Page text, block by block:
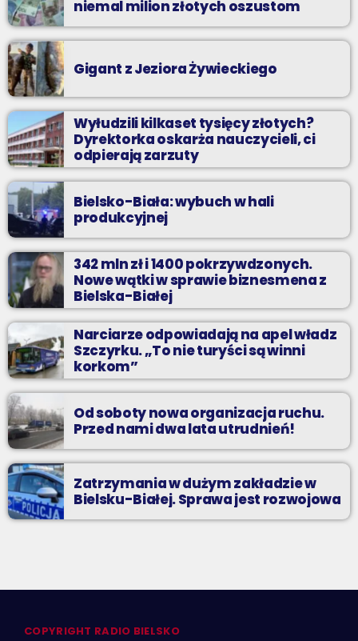
niemal milion złotych oszustom
Gigant z Jeziora Żywieckiego
Wyłudzili kilkaset tysięcy złotych?
Dyrektorka oskarża nauczycieli, ci
odpierają zarzuty
Bielsko-Biała: wybuch w hali
produkcyjnej
342 mln zł i 1400 pokrzywdzonych.
Nowe wątki w sprawie biznesmena z
Bielska-Białej
Narciarze odpowiadają na apel władz
Szczyrku. „To nie turyści są winni
korkom”
Od soboty nowa organizacja ruchu.
Przed nami dwa lata utrudnień!
Zatrzymania w dużym zakładzie w
Bielsku-Białej. Sprawa jest rozwojowa
COPYRIGHT RADIO BIELSKO